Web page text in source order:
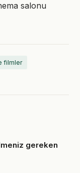
salonu
filmler
gereken